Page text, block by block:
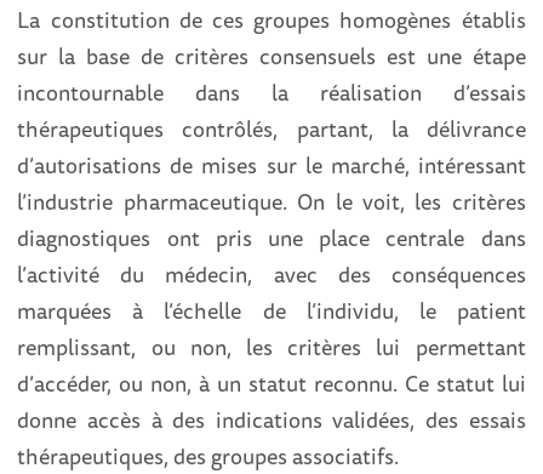
La constitution de ces groupes homogènes établis
sur la base de critères consensuels est une étape
incontournable dans la réalisation d’essais
thérapeutiques contrôlés, partant, la délivrance
d’autorisations de mises sur le marché, intéressant
l’industrie pharmaceutique. On le voit, les critères
diagnostiques ont pris une place centrale dans
l’activité du médecin, avec des conséquences
marquées à l’échelle de l’individu, le patient
remplissant, ou non, les critères lui permettant
d’accéder, ou non, à un statut reconnu. Ce statut lui
donne accès à des indications validées, des essais
thérapeutiques, des groupes associatifs.